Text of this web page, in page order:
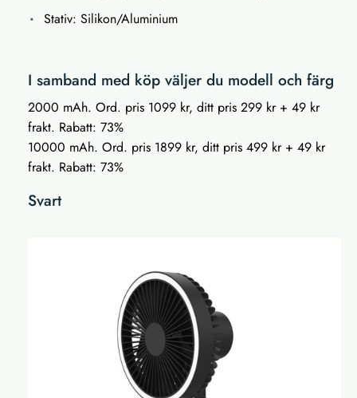
Stativ: Silikon/Aluminium
I samband med köp väljer du modell och färg
2000 mAh. Ord. pris 1099 kr, ditt pris 299 kr + 49 kr
frakt. Rabatt: 73%
10000 mAh. Ord. pris 1899 kr, ditt pris 499 kr + 49 kr
frakt. Rabatt: 73%
Svart